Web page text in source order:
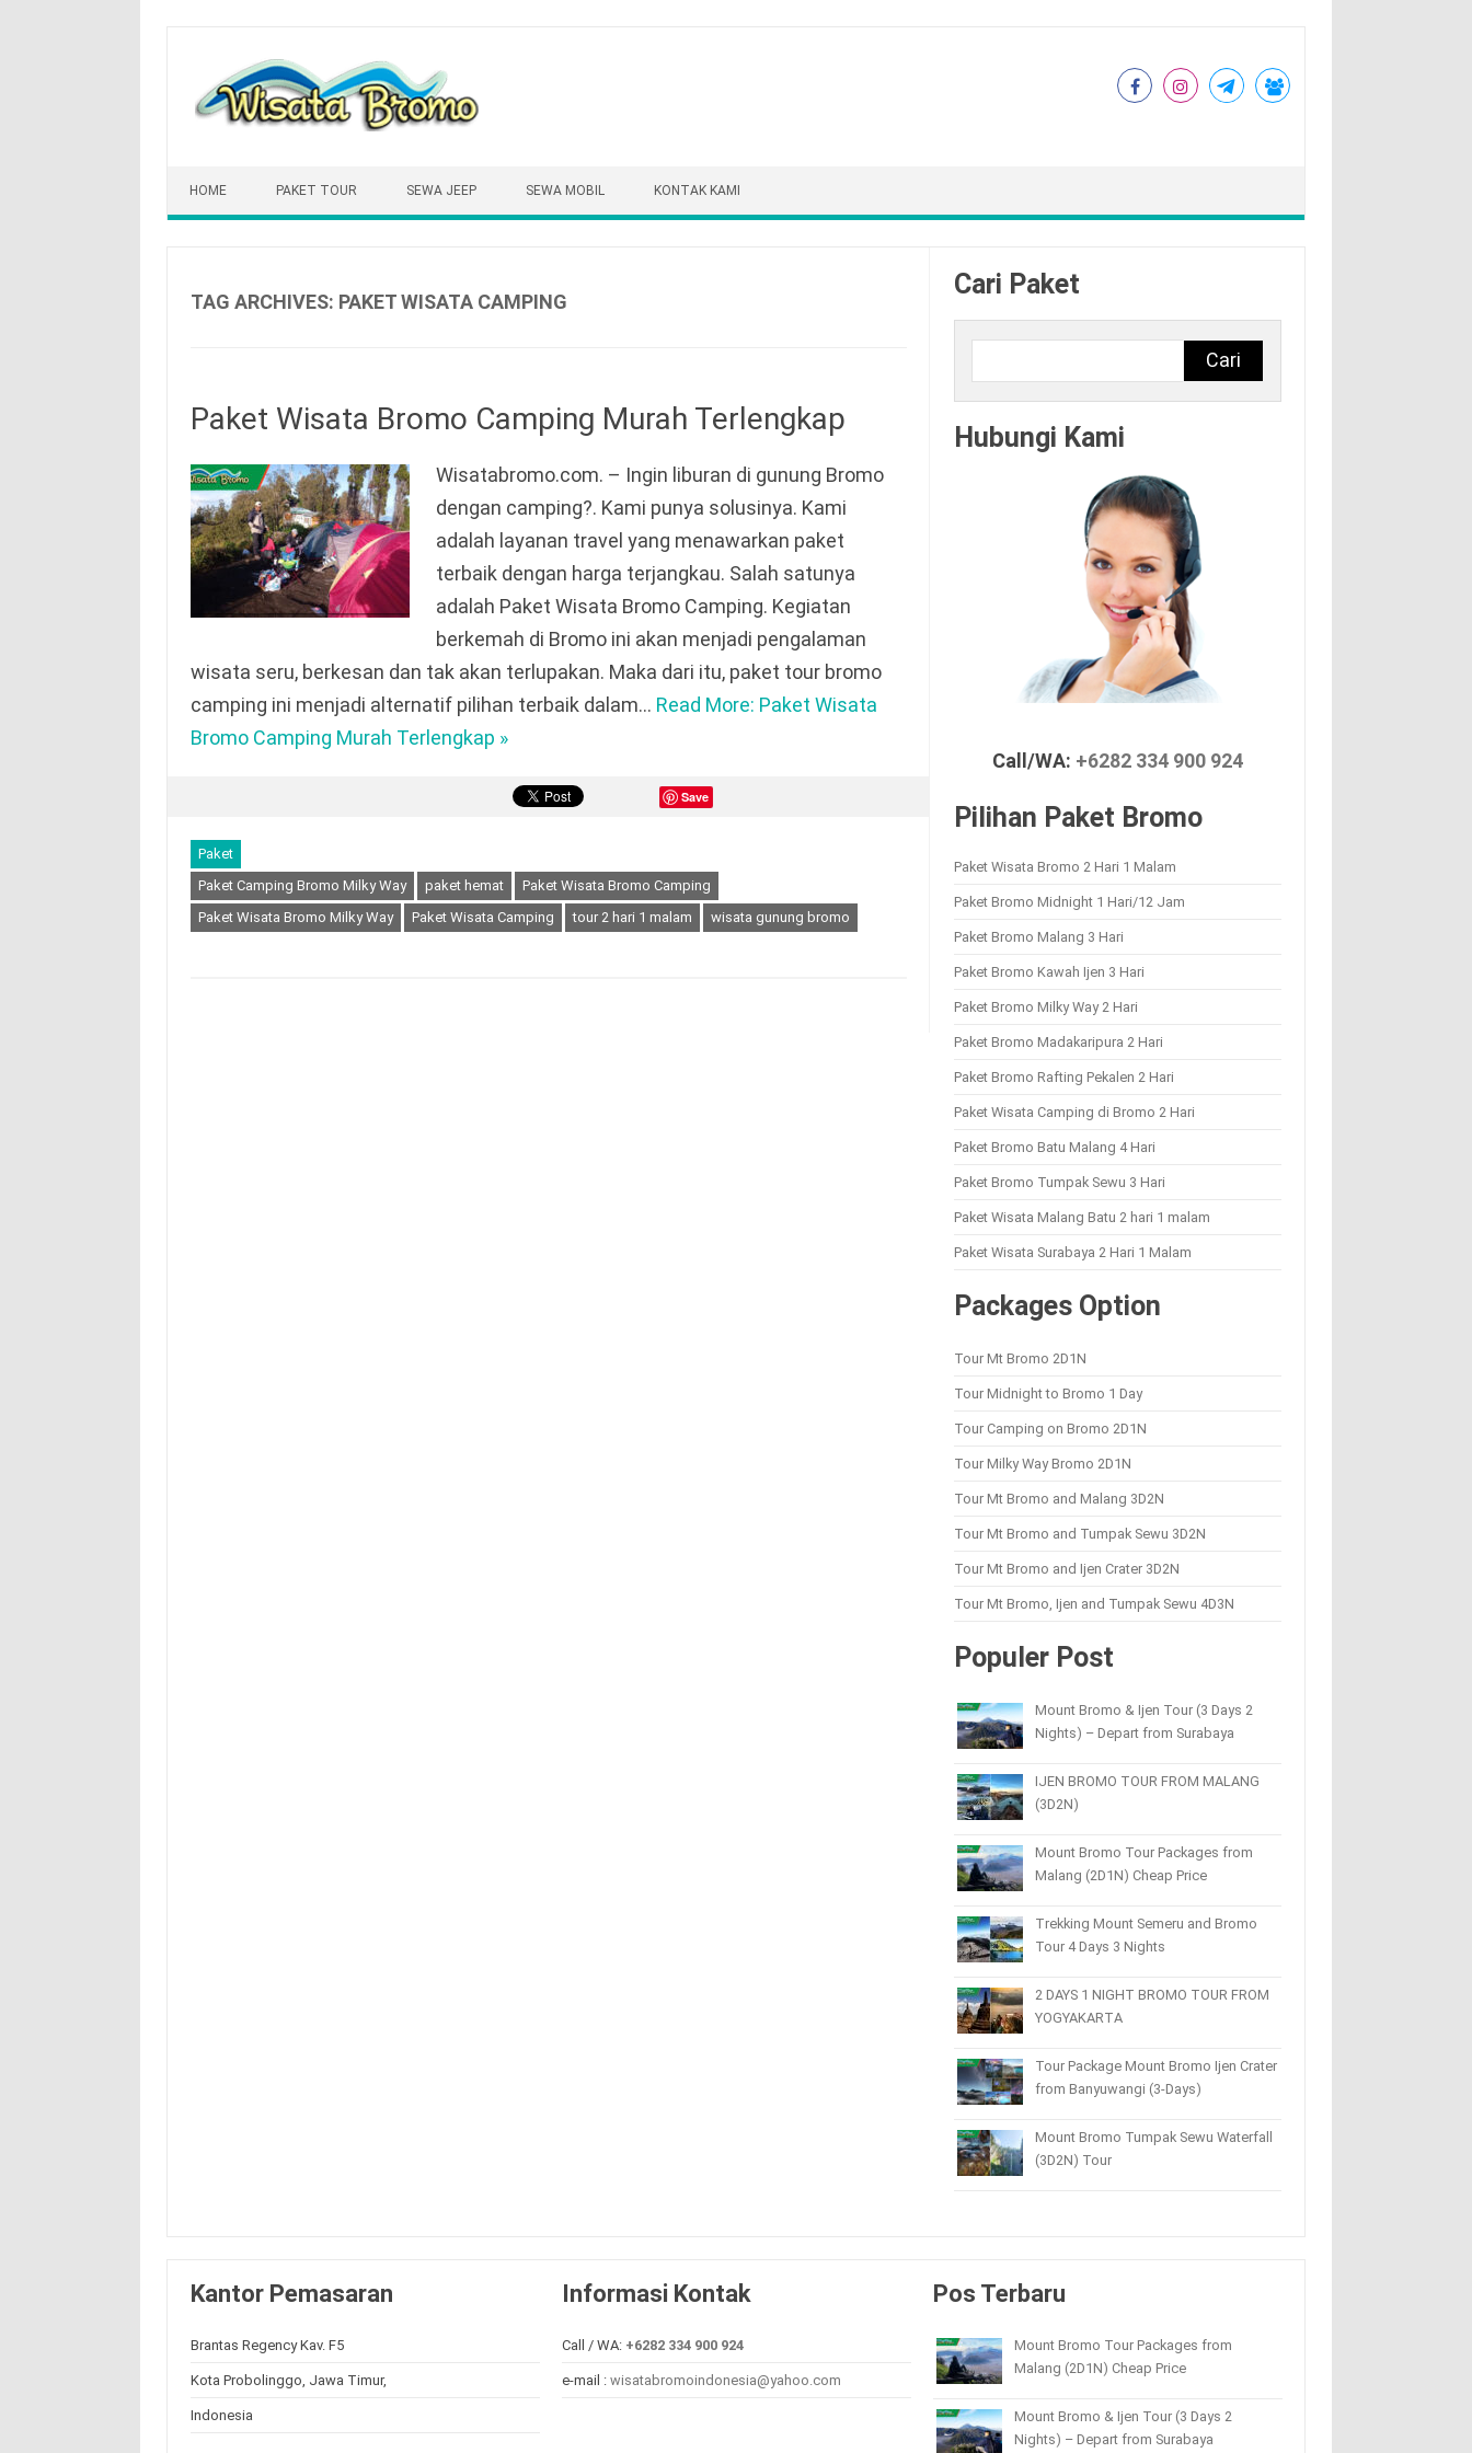
content
HOME PAKET TOUR SEWA JEEP SEWA MOBIL KONTAK KAMI
TAG ARCHIVES: PAKET WISATA CAMPING
Paket Wisata Bromo Camping Murah Terlengkap
Wisatabromo.com. – Ingin liburan di gunung Bromo
dengan camping?. Kami punya solusinya. Kami
adalah layanan travel yang menawarkan paket
terbaik dengan harga terjangkau. Salah satunya
adalah Paket Wisata Bromo Camping. Kegiatan
berkemah di Bromo ini akan menjadi pengalaman
wisata seru, berkesan dan tak akan terlupakan. Maka dari itu, paket tour bromo
camping ini menjadi alternatif pilihan terbaik dalam… Read More: Paket Wisata
Bromo Camping Murah Terlengkap »
Save
Paket
Paket Camping Bromo Milky Way
paket hemat
Paket Wisata Bromo Camping
Paket Wisata Bromo Milky Way
Paket Wisata Camping tour 2 hari 1 malam wisata gunung bromo
Cari Paket
Cari
Hubungi Kami
Call/WA: +6282 334 900 924
Pilihan Paket Bromo
Paket Wisata Bromo 2 Hari 1 Malam
Paket Bromo Midnight 1 Hari/12 Jam
Paket Bromo Malang 3 Hari
Paket Bromo Kawah Ijen 3 Hari
Paket Bromo Milky Way 2 Hari
Paket Bromo Madakaripura 2 Hari
Paket Bromo Rafting Pekalen 2 Hari
Paket Wisata Camping di Bromo 2 Hari
Paket Bromo Batu Malang 4 Hari
Paket Bromo Tumpak Sewu 3 Hari
Paket Wisata Malang Batu 2 hari 1 malam
Paket Wisata Surabaya 2 Hari 1 Malam
Packages Option
Tour Mt Bromo 2D1N
Tour Midnight to Bromo 1 Day
Tour Camping on Bromo 2D1N
Tour Milky Way Bromo 2D1N
Tour Mt Bromo and Malang 3D2N
Tour Mt Bromo and Tumpak Sewu 3D2N
Tour Mt Bromo and Ijen Crater 3D2N
Tour Mt Bromo, Ijen and Tumpak Sewu 4D3N
Populer Post
Mount Bromo & Ijen Tour (3 Days 2
Nights) – Depart from Surabaya
IJEN BROMO TOUR FROM MALANG
(3D2N)
Mount Bromo Tour Packages from
Malang (2D1N) Cheap Price
Trekking Mount Semeru and Bromo
Tour 4 Days 3 Nights
2 DAYS 1 NIGHT BROMO TOUR FROM
YOGYAKARTA
Tour Package Mount Bromo Ijen Crater
from Banyuwangi (3-Days)
Mount Bromo Tumpak Sewu Waterfall
(3D2N) Tour
Kantor Pemasaran
Brantas Regency Kav. F5
Kota Probolinggo, Jawa Timur,
Indonesia
Informasi Kontak
Call / WA: +6282 334 900 924
e-mail : wisatabromoindonesia@yahoo.com
Pos Terbaru
Mount Bromo Tour Packages from
Malang (2D1N) Cheap Price
Mount Bromo & Ijen Tour (3 Days 2
Nights) – Depart from Surabaya